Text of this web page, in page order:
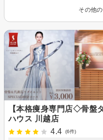
その他
【本格痩身専門店◇骨盤
ハウス 川越店
4.4
(6件)